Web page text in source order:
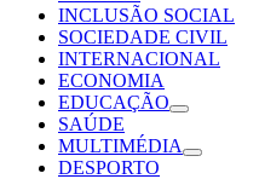
INCLUSÃO SOCIAL
SOCIEDADE CIVIL
INTERNACIONAL
ECONOMIA
EDUCAÇÃO
SAÚDE
MULTIMÉDIA
DESPORTO